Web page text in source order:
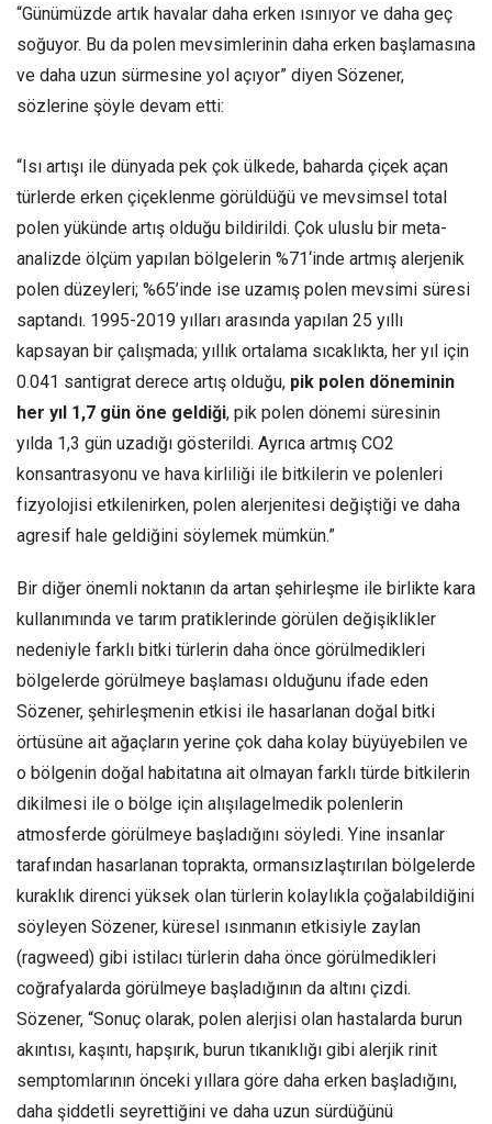
“Günümüzde artık havalar daha erken ısınıyor ve daha geç
soğuyor. Bu da polen mevsimlerinin daha erken başlamasına
ve daha uzun sürmesine yol açıyor” diyen Sözener,
sözlerine şöyle devam etti:
“Isı artışı ile dünyada pek çok ülkede, baharda çiçek açan
türlerde erken çiçeklenme görüldüğü ve mevsimsel total
polen yükünde artış olduğu bildirildi. Çok uluslu bir meta-
analizde ölçüm yapılan bölgelerin %71‘inde artmış alerjenik
polen düzeyleri; %65’inde ise uzamış polen mevsimi süresi
saptandı. 1995-2019 yılları arasında yapılan 25 yıllı
kapsayan bir çalışmada; yıllık ortalama sıcaklıkta, her yıl için
0.041 santigrat derece artış olduğu, pik polen döneminin
her yıl 1,7 gün öne geldiği, pik polen dönemi süresinin
yılda 1,3 gün uzadığı gösterildi. Ayrıca artmış CO2
konsantrasyonu ve hava kirliliği ile bitkilerin ve polenleri
fizyolojisi etkilenirken, polen alerjenitesi değiştiği ve daha
agresif hale geldiğini söylemek mümkün.”
Bir diğer önemli noktanın da artan şehirleşme ile birlikte kara
kullanımında ve tarım pratiklerinde görülen değişiklikler
nedeniyle farklı bitki türlerin daha önce görülmedikleri
bölgelerde görülmeye başlaması olduğunu ifade eden
Sözener, şehirleşmenin etkisi ile hasarlanan doğal bitki
örtüsüne ait ağaçların yerine çok daha kolay büyüyebilen ve
o bölgenin doğal habitatına ait olmayan farklı türde bitkilerin
dikilmesi ile o bölge için alışılagelmedik polenlerin
atmosferde görülmeye başladığını söyledi. Yine insanlar
tarafından hasarlanan toprakta, ormansızlaştırılan bölgelerde
kuraklık direnci yüksek olan türlerin kolaylıkla çoğalabildiğini
söyleyen Sözener, küresel ısınmanın etkisiyle zaylan
(ragweed) gibi istilacı türlerin daha önce görülmedikleri
coğrafyalarda görülmeye başladığının da altını çizdi.
Sözener, “Sonuç olarak, polen alerjisi olan hastalarda burun
akıntısı, kaşıntı, hapşırık, burun tıkanıklığı gibi alerjik rinit
semptomlarının önceki yıllara göre daha erken başladığını,
daha şiddetli seyrettiğini ve daha uzun sürdüğünü